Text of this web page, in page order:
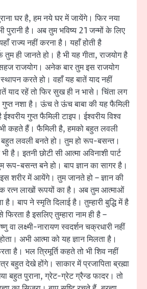
घर है, हम नये घर में जायेंगे। फिर नया
पुरानी है। अब तुम भविष्य 21 जन्मों के लिए
राज्य नहीं करना है। यहाँ होती है
तुम ही जानते हो। है भी यह गीता, राजयोग है
राजयोग। अनेक बार तुम इस राजयोग
स्थापन करते हो। वहाँ यह बातें याद नहीं
याद रहें तो फिर सुख ही न भासे। चिंता लग
नशा है। ऊंच ते ऊंच बाबा की यह फैमिली
गुप्त फैमिली टाइप। ईश्वरीय विश्व
भी कहते हैं। फैमिली है, हमको बहुत लवली
बहुत लवली बनते हो। तुम हो रूप-बसन्त।
है। इतनी छोटी सी आत्मा अविनाशी पार्ट
बसन्त बने हो। बाप ज्ञान का सागर है।
शरीर में आयेंगे। तुम जानते हो – ज्ञान की
रत्न लाखों रूपयों का है। अब तुम आत्माओं
है। बाप ने स्मृति दिलाई है। तुम्हारी बुद्धि में है
है इसलिए तुम्हारा नाम ही है –
वा लक्ष्मी-नारायण स्वदर्शन चक्रधारी नहीं
अभी आत्मा को यह ज्ञान मिलता है।
है। भल त्रिमूर्ति कहते तो भी शिव नहीं
बहुत देखे होंगे। साकार में प्रजापिता ब्रह्मा
बहुत पुराना, ग्रेट-ग्रेट ग्रैन्ड फादर। तो